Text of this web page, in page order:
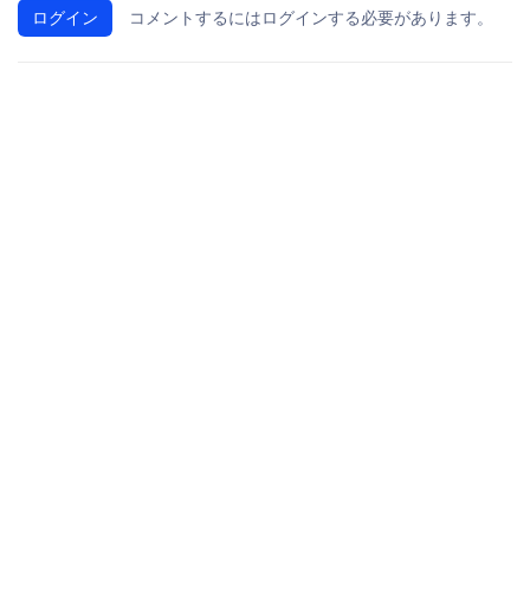
ログイン コメントするにはログインする必要があります。